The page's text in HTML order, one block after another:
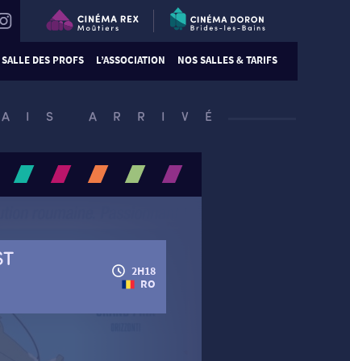
DES PROFS L’ASSOCIATION NOS SALLES & TARIFS
ARRIVÉ
2H18
RO